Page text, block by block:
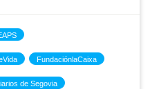
FundaciónlaCaixa
de Segovia